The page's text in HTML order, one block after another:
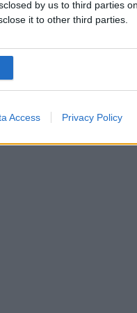
by us to third parties
it to other third parties.
Access Privacy Policy
a venit. Curenții
mai exact, în
din zonă a
acesteia se afla în
oficială din